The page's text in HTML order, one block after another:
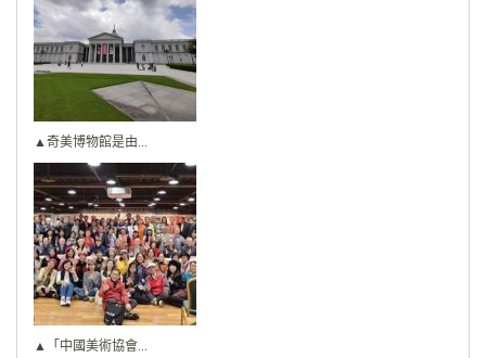
▲奇美博物館是由...
▲「中國美術協會...